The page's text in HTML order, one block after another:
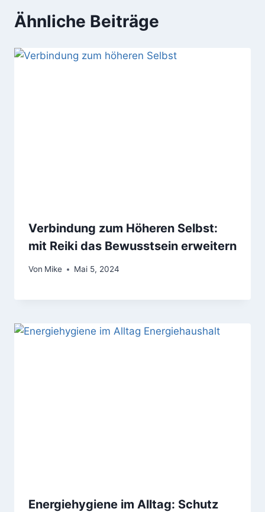
Ähnliche Beiträge
Verbindung zum Höheren Selbst:
mit Reiki das Bewusstsein erweitern
Von Mike Mai 5, 2024
Energiehygiene im Alltag: Schutz